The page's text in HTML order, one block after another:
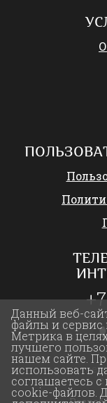
с
Данный веб-
файлы и сервис
Метрика в
лучшего
нашем сайте.
использовать
соглашаетесь
cookie-файлов.